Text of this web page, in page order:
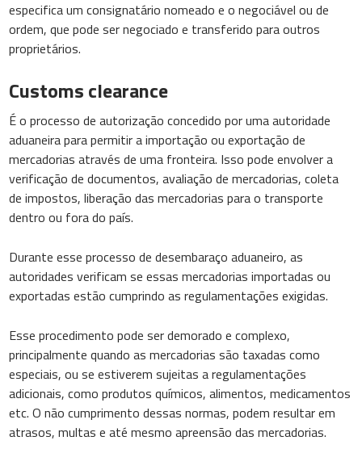
especifica um consignatário nomeado e o negociável ou de
ordem, que pode ser negociado e transferido para outros
proprietários.
Customs clearance
É o processo de autorização concedido por uma autoridade
aduaneira para permitir a importação ou exportação de
mercadorias através de uma fronteira. Isso pode envolver a
verificação de documentos, avaliação de mercadorias, coleta
de impostos, liberação das mercadorias para o transporte
dentro ou fora do país.
Durante esse processo de desembaraço aduaneiro, as
autoridades verificam se essas mercadorias importadas ou
exportadas estão cumprindo as regulamentações exigidas.
Esse procedimento pode ser demorado e complexo,
principalmente quando as mercadorias são taxadas como
especiais, ou se estiverem sujeitas a regulamentações
adicionais, como produtos químicos, alimentos, medicamentos
etc. O não cumprimento dessas normas, podem resultar em
atrasos, multas e até mesmo apreensão das mercadorias.